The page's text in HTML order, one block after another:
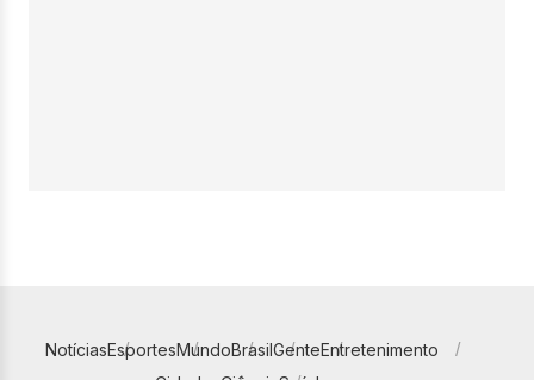
NotíciasEsportesMundoBrasilGenteEntretenimento